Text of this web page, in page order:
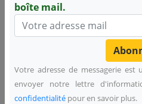
Divers
boîte mail.
Votre adresse de messagerie
envoyer notre lettre
confidentialité pour en savoir plus.